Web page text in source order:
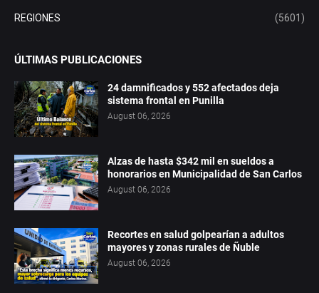
REGIONES (5601)
ÚLTIMAS PUBLICACIONES
24 damnificados y 552 afectados deja
sistema frontal en Punilla
August 06, 2026
Alzas de hasta $342 mil en sueldos a
honorarios en Municipalidad de San Carlos
August 06, 2026
Recortes en salud golpearían a adultos
mayores y zonas rurales de Ñuble
August 06, 2026